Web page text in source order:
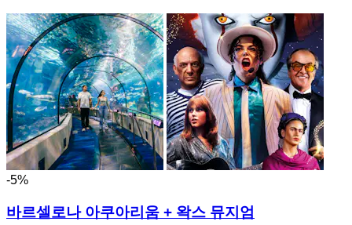
-5%
바르셀로나 아쿠아리움 + 왁스 뮤지엄